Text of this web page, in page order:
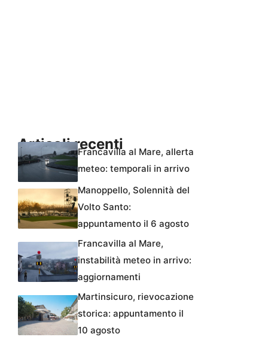
Articoli recentiFrancavilla al Mare, allerta
meteo: temporali in arrivo
Manoppello, Solennità del
Volto Santo:
appuntamento il 6 agosto
Francavilla al Mare,
instabilità meteo in arrivo:
aggiornamenti
Martinsicuro, rievocazione
storica: appuntamento il
10 agosto